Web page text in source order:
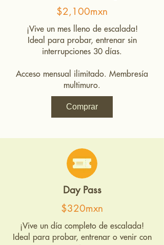
$2,100mxn
¡Vive un mes lleno de escalada!
Ideal para probar, entrenar sin
interrupciones 30 días.
Acceso mensual ilimitado. Membresía
multimuro.
Comprar
Day Pass
$320mxn
¡Vive un día completo de escalada!
Ideal para probar, entrenar o venir con